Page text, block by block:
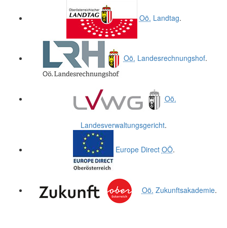
Oö. Landtag.
Oö. Landesrechnungshof.
Oö.
Landesverwaltungsgericht.
Europe Direct OÖ.
Oö. Zukunftsakademie.